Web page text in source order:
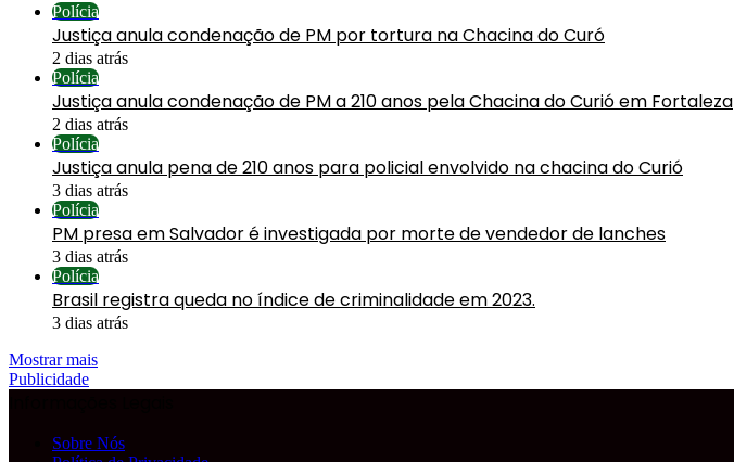
Polícia
Justiça anula condenação de PM por tortura na Chacina do Curó
2 dias atrás
Polícia
Justiça anula condenação de PM a 210 anos pela Chacina do Curió em Fortaleza
2 dias atrás
Polícia
Justiça anula pena de 210 anos para policial envolvido na chacina do Curió
3 dias atrás
Polícia
PM presa em Salvador é investigada por morte de vendedor de lanches
3 dias atrás
Polícia
Brasil registra queda no índice de criminalidade em 2023.
3 dias atrás
Mostrar mais
Publicidade
Sobre Nós